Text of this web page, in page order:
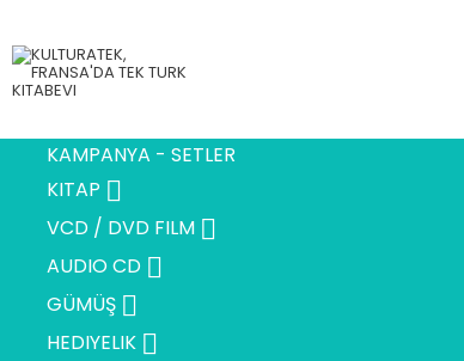
KAMPANYA - SETLER
KITAP 
VCD / DVD FILM 
AUDIO CD 
GÜMÜŞ 
HEDIYELIK 